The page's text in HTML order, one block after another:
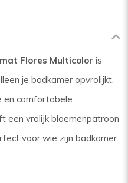
Flores Multicolor is
je badkamer opvrolijkt,
en comfortabele
een vrolijk bloemenpatroon
voor wie zijn badkamer